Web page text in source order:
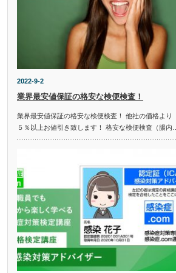
2022-9-2
業界最安値保証の格安な検便検査！
業界最安値保証の格安な検便検査！ 他社の価格より
５％以上お値引き致します！ 格安な検便検査（腸内…